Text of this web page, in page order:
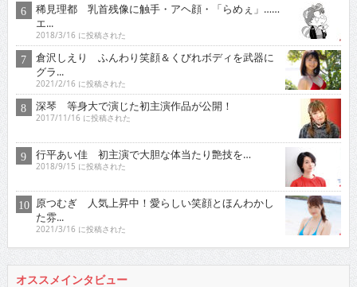
稀見理都 乳首残像に触手・アヘ顔・「らめぇ」……
エ...
2018/3/16 に投稿された
倉沢しえり ふんわり笑顔＆くびれボディを武器に
グラ...
2021/2/16 に投稿された
深琴 等身大で演じた初主演作品が公開！
2017/11/16 に投稿された
行平あい佳 初主演で大胆な体当たり艶技を…
2018/9/15 に投稿された
原つむぎ 人気上昇中！愛らしい笑顔とほんわかし
た雰...
2021/3/16 に投稿された
オススメインタビュー